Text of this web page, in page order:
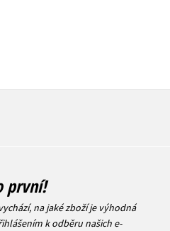
první!
na jaké zboží je výhodná
k odběru našich e-